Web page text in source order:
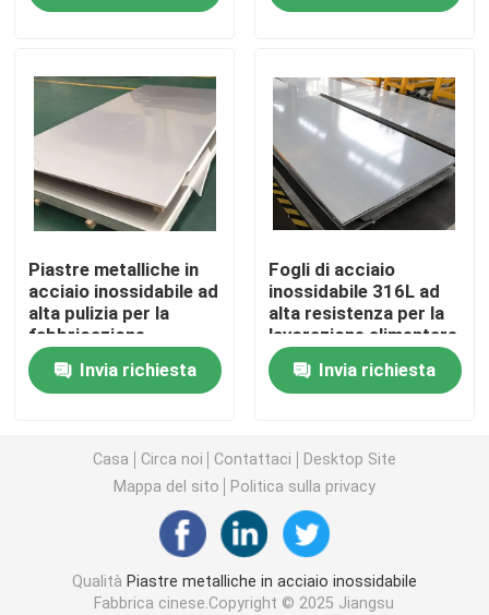
Profilo di acciaio inossidabile
Piatto dello strato di acciaio al carbonio
Coil in acciaio al carbonio
Fogli di acciaio galvanizzato
di acciaio galvanizzato
Metropolitana d'acciaio galvanizzata
Strato del piatto di rame
Piastre metalliche in
acciaio inossidabile ad
alta pulizia per la
fabbricazione
farmaceutica
Invia richiesta
Fogli di acciaio
inossidabile 316L ad
alta resistenza per la
lavorazione alimentare
in GB
Invia richiesta
Casa Circa noi Contattaci
Desktop Site
Mappa del sito
Politica sulla privacy
Qualità Piastre metalliche in acciaio inossidabile
Fabbrica cinese.Copyright © 2025 Jiangsu